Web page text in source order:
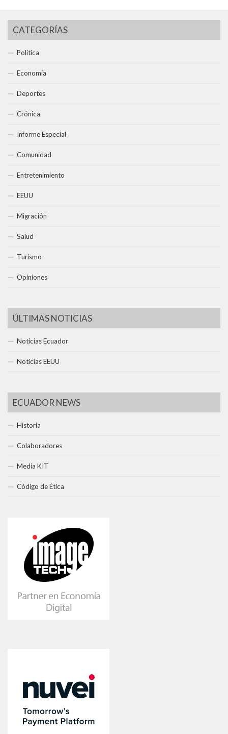
CATEGORÍAS
Política
Economía
Deportes
Crónica
Informe Especial
Comunidad
Entretenimiento
EEUU
Migración
Salud
Turismo
Opiniones
ÚLTIMAS NOTICIAS
Noticias Ecuador
Noticias EEUU
ECUADOR NEWS
Historia
Colaboradores
Media KIT
Código de Ética